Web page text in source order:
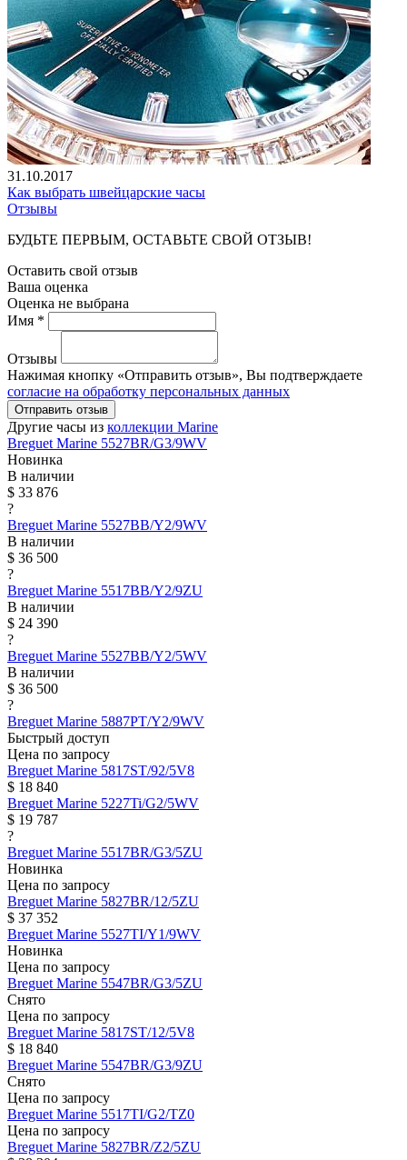
31.10.2017
Как выбрать швейцарские часы
Отзывы
БУДЬТЕ ПЕРВЫМ, ОСТАВЬТЕ СВОЙ ОТЗЫВ!
Оставить свой отзыв
Ваша оценка
Оценка не выбрана
Имя *
Отзывы
Нажимая кнопку «Отправить отзыв», Вы подтверждаете
согласие на обработку персональных данных
Отправить отзыв
Другие часы из коллекции Marine
Breguet Marine 5527BR/G3/9WV
Новинка
В наличии
$ 33 876
?
Breguet Marine 5527BB/Y2/9WV
В наличии
$ 36 500
?
Breguet Marine 5517BB/Y2/9ZU
В наличии
$ 24 390
?
Breguet Marine 5527BB/Y2/5WV
В наличии
$ 36 500
?
Breguet Marine 5887PT/Y2/9WV
Быстрый доступ
Цена по запросу
Breguet Marine 5817ST/92/5V8
$ 18 840
Breguet Marine 5227Ti/G2/5WV
$ 19 787
?
Breguet Marine 5517BR/G3/5ZU
Новинка
Цена по запросу
Breguet Marine 5827BR/12/5ZU
$ 37 352
Breguet Marine 5527TI/Y1/9WV
Новинка
Цена по запросу
Breguet Marine 5547BR/G3/5ZU
Снято
Цена по запросу
Breguet Marine 5817ST/12/5V8
$ 18 840
Breguet Marine 5547BR/G3/9ZU
Снято
Цена по запросу
Breguet Marine 5517TI/G2/TZ0
Цена по запросу
Breguet Marine 5827BR/Z2/5ZU